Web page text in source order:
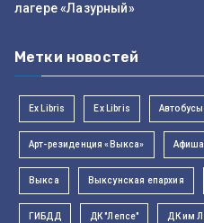
лагере «Лазурный»
Метки новостей
Ex Libris Ex Libris Автобусы
Арт-резиденция «Выкса» Афиша
Выкса Выксунская епархия
ГИБДД ДК "Лепсе" ДК им